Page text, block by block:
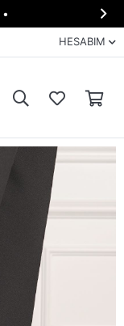
• 
HESABIM